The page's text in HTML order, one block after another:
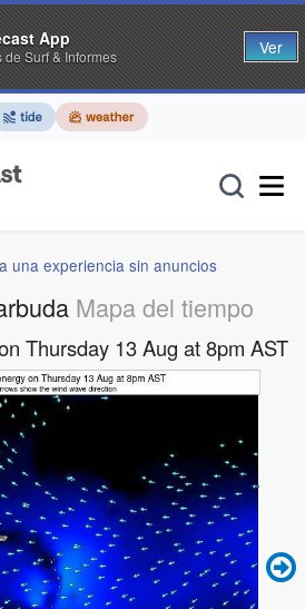
una experiencia sin anuncios
Mapa del tiempo
Thursday 13 Aug at 8pm AST
App
de Surf & Informes Ver